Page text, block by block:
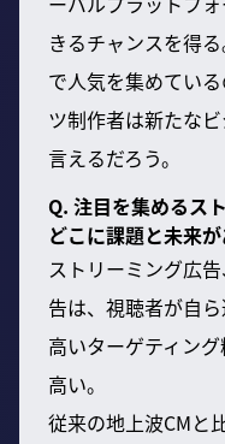
きるチャンスを得
で人気を集めてい
ツ制作者は新たな
言えるだろう。
Q. 注目を集めるス
どこに課題と未来
ストリーミング広
告は、視聴者が自
高いターゲティン
高い。
従来の地上波CMと